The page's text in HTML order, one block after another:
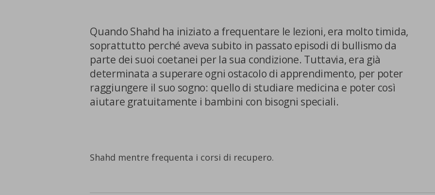
Centro preferenze sulla privacy
Utilizziamo cookie tecnici, indispensabili per permettere la
Quando Shahd ha iniziato a frequentare le lezioni, era molto timida,
soprattutto perché aveva subito in passato episodi di bullismo da
parte dei suoi coetanei per la sua condizione. Tuttavia, era già
determinata a superare ogni ostacolo di apprendimento, per poter
raggiungere il suo sogno: quello di studiare medicina e poter così
aiutare gratuitamente i bambini con bisogni speciali.
Shahd mentre frequenta i corsi di recupero.